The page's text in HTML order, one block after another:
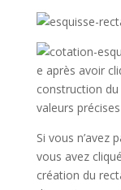
e après avoir
construction du
valeurs
Si vous n’avez
vous avez
création du